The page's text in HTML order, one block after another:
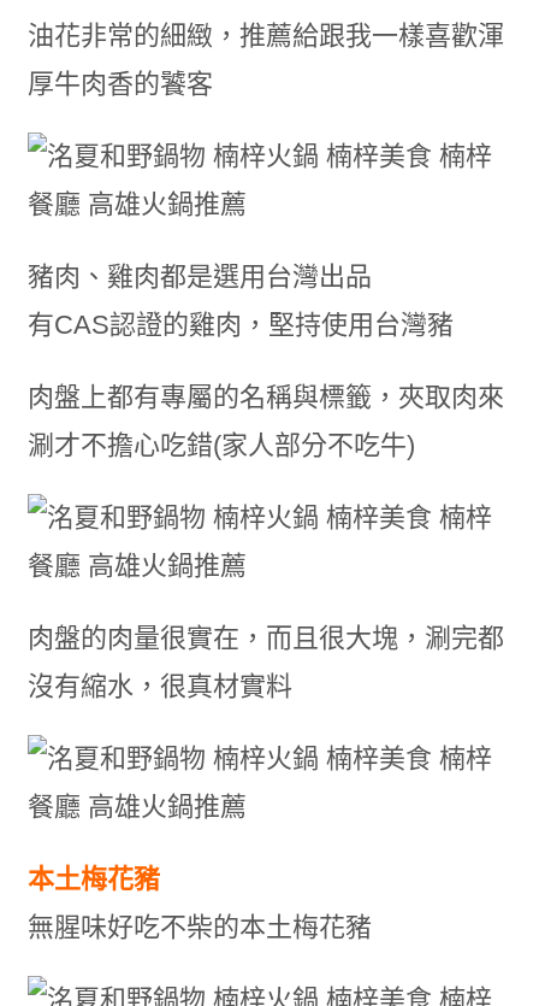
油花非常的細緻，推薦給跟我一樣喜歡渾
厚牛肉香的饕客
豬肉、雞肉都是選用台灣出品
有CAS認證的雞肉，堅持使用台灣豬
肉盤上都有專屬的名稱與標籤，夾取肉來
涮才不擔心吃錯(家人部分不吃牛)
肉盤的肉量很實在，而且很大塊，涮完都
沒有縮水，很真材實料
本土梅花豬
無腥味好吃不柴的本土梅花豬